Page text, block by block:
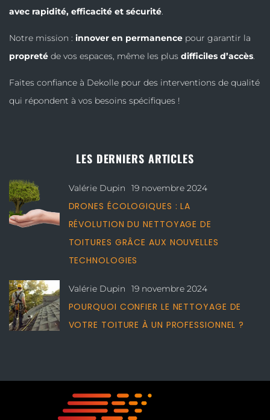
avec rapidité, efficacité et sécurité.
Notre mission : innover en permanence pour garantir la
propreté de vos espaces, même les plus difficiles d’accès.
Faites confiance à Dekolle pour des interventions de qualité
qui répondent à vos besoins spécifiques !
LES DERNIERS ARTICLES
Valérie Dupin 19 novembre 2024
DRONES ÉCOLOGIQUES : LA
RÉVOLUTION DU NETTOYAGE DE
TOITURES GRÂCE AUX NOUVELLES
TECHNOLOGIES
Valérie Dupin 19 novembre 2024
POURQUOI CONFIER LE NETTOYAGE DE
VOTRE TOITURE À UN PROFESSIONNEL ?